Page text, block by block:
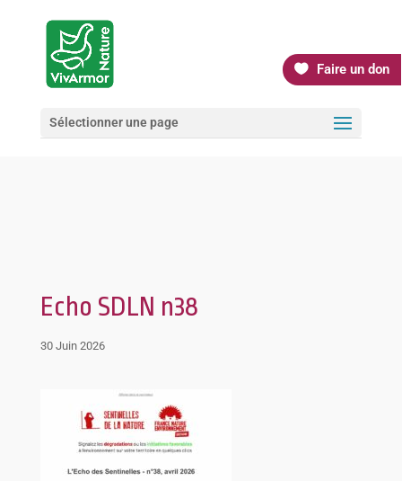
Faire un don
Sélectionner une page
Echo SDLN n38
30 Juin 2026